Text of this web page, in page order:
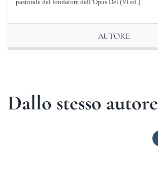
pastorale del fondatore dell’Opus Dei (VI ed.).
AUTORE
Dallo stesso autore